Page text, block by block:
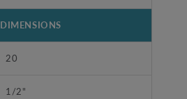
DIMENSIONS
20
1/2"